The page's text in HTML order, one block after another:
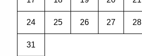
24 25 26 27 28
31